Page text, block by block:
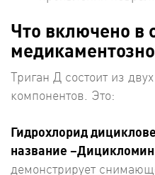
Что включено в
Триган Д состоит из
компонентов. Это:
Гидрохлорид
название
демонстрирует